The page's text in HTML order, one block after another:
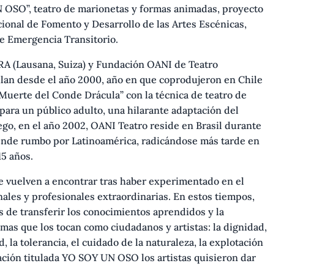
OSO”, teatro de marionetas y formas animadas, proyecto
de Fomento y Desarrollo de las Artes Escénicas,
Emergencia Transitorio.
(Lausana, Suiza) y Fundación OANI de Teatro
desde el año 2000, año en que coprodujeron en Chile
del Conde Drácula” con la técnica de teatro de
un público adulto, una hilarante adaptación del
en el año 2002, OANI Teatro reside en Brasil durante
rumbo por Latinoamérica, radicándose más tarde en
años.
vuelven a encontrar tras haber experimentado en el
y profesionales extraordinarias. En estos tiempos,
de transferir los conocimientos aprendidos y la
que los tocan como ciudadanos y artistas: la dignidad,
la tolerancia, el cuidado de la naturaleza, la explotación
titulada YO SOY UN OSO los artistas quisieron dar